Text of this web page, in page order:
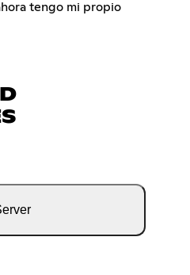
tengo mi propio